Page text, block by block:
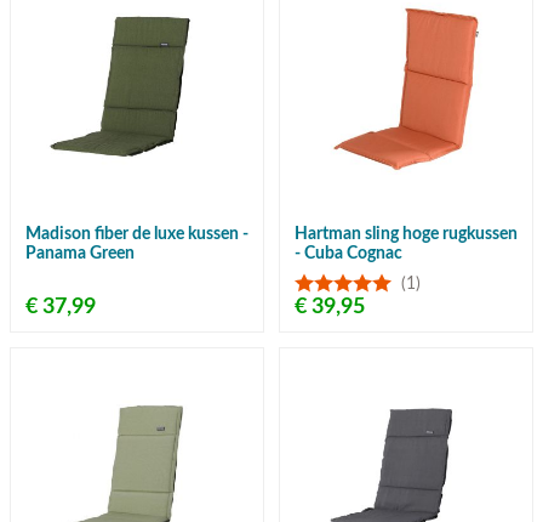
Madison fiber de luxe kussen -
Panama Green
€ 37,99
Hartman sling hoge rugkussen
- Cuba Cognac
(1)
€ 39,95